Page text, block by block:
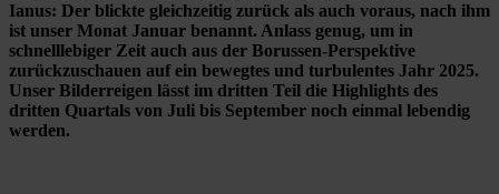
Ianus: Der blickte gleichzeitig zurück als auch voraus, nach ihm
ist unser Monat Januar benannt. Anlass genug, um in
schnelllebiger Zeit auch aus der Borussen-Perspektive
zurückzuschauen auf ein bewegtes und turbulentes Jahr 2025.
Unser Bilderreigen lässt im dritten Teil die Highlights des
dritten Quartals von Juli bis September noch einmal lebendig
werden.